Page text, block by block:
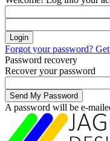
Forgot your password?
Password recovery
Recover your password
A password will be e-